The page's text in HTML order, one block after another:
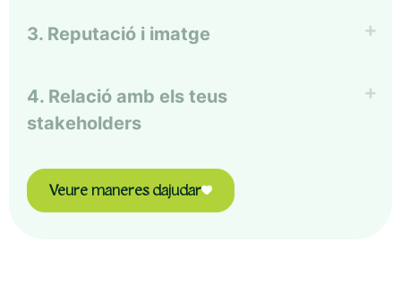
3. Reputació i imatge
4. Relació amb els teus
stakeholders
Veure maneres dajudar